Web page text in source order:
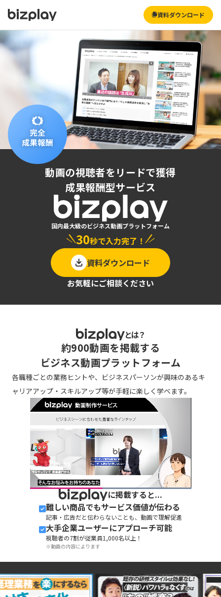
資料ダウンロード
動画の視聴者を リードで獲得
成果報酬型サービス
国内最大級のビジネス動画プラットフォーム
30秒で入力完了！
資料ダウンロード
お気軽にご相談ください
とは？
約900動画を掲載する
ビジネス動画プラットフォーム
各職種ごとの業務ヒントや、ビジネスパーソンが興味のあるキ
ャリアアップ・スキルアップ等が手軽に楽しく学べます。
UnmuteCurrent
Time
0:08 / Duration
0:17
Loaded:
100.00%
Picture-
in-
Picture
720p
に掲載すると...
難しい商品でもサービス価値が伝わる
記事・広告だと伝わらないことも、動画で理解促進
大手企業ユーザーにアプローチ可能
視聴者の7割が従業員1,000名以上！
※動画の内容によります